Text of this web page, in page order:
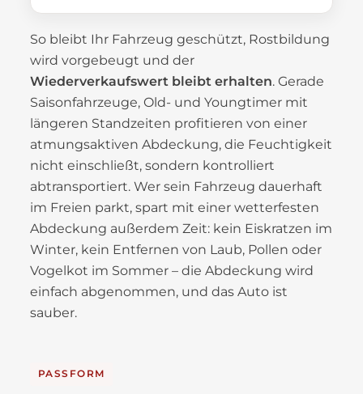
So bleibt Ihr Fahrzeug geschützt, Rostbildung
wird vorgebeugt und der
Wiederverkaufswert bleibt erhalten. Gerade
Saisonfahrzeuge, Old- und Youngtimer mit
längeren Standzeiten profitieren von einer
atmungsaktiven Abdeckung, die Feuchtigkeit
nicht einschließt, sondern kontrolliert
abtransportiert. Wer sein Fahrzeug dauerhaft
im Freien parkt, spart mit einer wetterfesten
Abdeckung außerdem Zeit: kein Eiskratzen im
Winter, kein Entfernen von Laub, Pollen oder
Vogelkot im Sommer – die Abdeckung wird
einfach abgenommen, und das Auto ist
sauber.
PASSFORM